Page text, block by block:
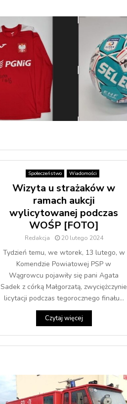
Społeczeństwo Wiadomości
Wizyta u strażaków w
ramach aukcji
wylicytowanej podczas
WOŚP [FOTO]
Redakcja 20 lutego 2024
Tydzień temu, we wtorek, 13 lutego, w
Komendzie Powiatowej PSP w
Wągrowcu pojawiły się pani Agata
Sadek z córką Małgorzatą, zwyciężczynie
licytacji podczas tegorocznego finału...
Czytaj więcej